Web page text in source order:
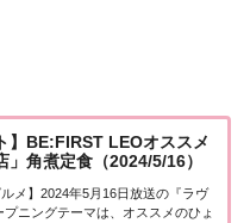
】BE:FIRST LEOオススメ
」角煮定食（2024/5/16）
メ】2024年5月16日放送の『ラヴ
プニングテーマは、オススメのひょ